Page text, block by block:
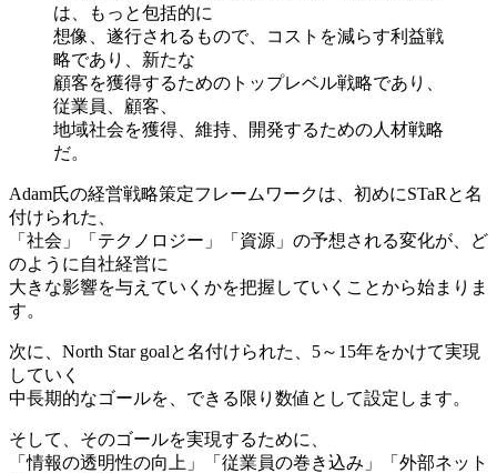
は、もっと包括的に
想像、遂行されるもので、コストを減らす利益戦
略であり、新たな
顧客を獲得するためのトップレベル戦略であり、
従業員、顧客、
地域社会を獲得、維持、開発するための人材戦略
だ。
Adam氏の経営戦略策定フレームワークは、初めにSTaRと名
付けられた、
「社会」「テクノロジー」「資源」の予想される変化が、ど
のように自社経営に
大きな影響を与えていくかを把握していくことから始まりま
す。
次に、North Star goalと名付けられた、5～15年をかけて実現
していく
中長期的なゴールを、できる限り数値として設定します。
そして、そのゴールを実現するために、
「情報の透明性の向上」「従業員の巻き込み」「外部ネット